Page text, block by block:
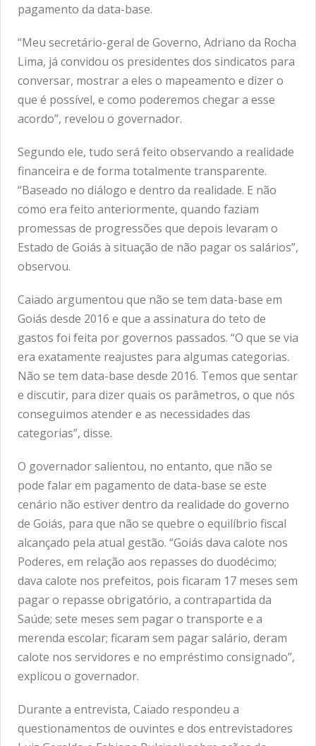
pagamento da data-base.
“Meu secretário-geral de Governo, Adriano da Rocha
Lima, já convidou os presidentes dos sindicatos para
conversar, mostrar a eles o mapeamento e dizer o
que é possível, e como poderemos chegar a esse
acordo”, revelou o governador.
Segundo ele, tudo será feito observando a realidade
financeira e de forma totalmente transparente.
“Baseado no diálogo e dentro da realidade. E não
como era feito anteriormente, quando faziam
promessas de progressões que depois levaram o
Estado de Goiás à situação de não pagar os salários”,
observou.
Caiado argumentou que não se tem data-base em
Goiás desde 2016 e que a assinatura do teto de
gastos foi feita por governos passados. “O que se via
era exatamente reajustes para algumas categorias.
Não se tem data-base desde 2016. Temos que sentar
e discutir, para dizer quais os parâmetros, o que nós
conseguimos atender e as necessidades das
categorias”, disse.
O governador salientou, no entanto, que não se
pode falar em pagamento de data-base se este
cenário não estiver dentro da realidade do governo
de Goiás, para que não se quebre o equilíbrio fiscal
alcançado pela atual gestão. “Goiás dava calote nos
Poderes, em relação aos repasses do duodécimo;
dava calote nos prefeitos, pois ficaram 17 meses sem
pagar o repasse obrigatório, a contrapartida da
Saúde; sete meses sem pagar o transporte e a
merenda escolar; ficaram sem pagar salário, deram
calote nos servidores e no empréstimo consignado”,
explicou o governador.
Durante a entrevista, Caiado respondeu a
questionamentos de ouvintes e dos entrevistadores